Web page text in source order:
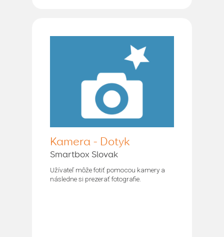
Kamera - Dotyk
Smartbox Slovak
Užívateľ môže fotiť pomocou kamery a
následne si prezerať fotografie.